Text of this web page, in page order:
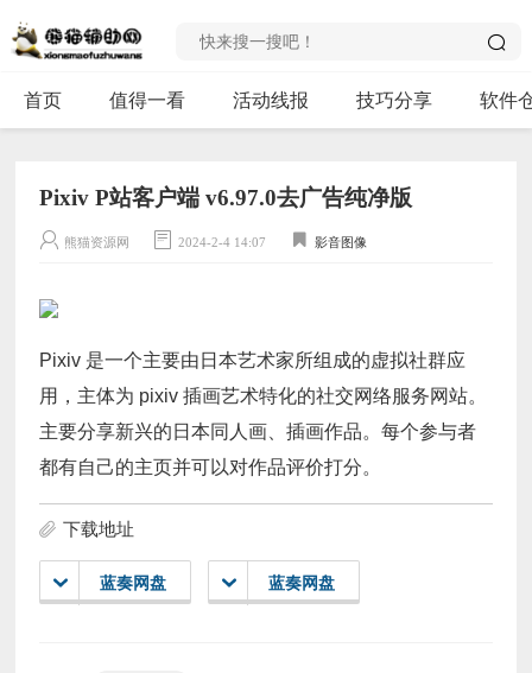
首页 值得一看 活动线报 技巧分享 软件
Pixiv P站客户端 v6.97.0去广告纯净版
熊猫资源网 2024-2-4 14:07 影音图像
Pixiv 是一个主要由日本艺术家所组成的虚拟社群应
用，主体为 pixiv 插画艺术特化的社交网络服务网站。
主要分享新兴的日本同人画、插画作品。每个参与者
都有自己的主页并可以对作品评价打分。
下载地址
蓝奏网盘 蓝奏网盘